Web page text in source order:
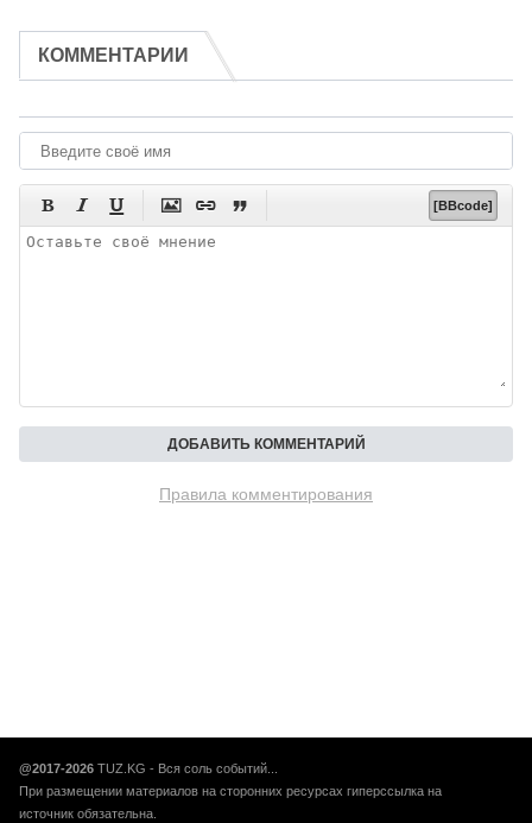
КОММЕНТАРИИ
      [BBcode]
Правила комментирования
@2017-2026 TUZ.KG - Вся соль событий...
При размещении материалов на сторонних ресурсах гиперссылка на
источник обязательна.